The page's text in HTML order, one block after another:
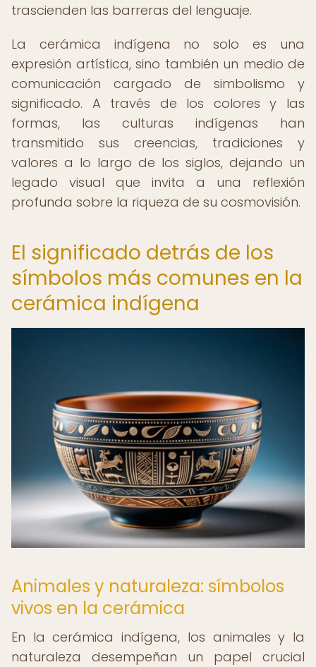
trascienden las barreras del lenguaje.
La cerámica indígena no solo es una
expresión artística, sino también un medio de
comunicación cargado de simbolismo y
significado. A través de los colores y las
formas, las culturas indígenas han
transmitido sus creencias, tradiciones y
valores a lo largo de los siglos, dejando un
legado visual que invita a una reflexión
profunda sobre la riqueza de su cosmovisión.
El significado detrás de los
símbolos más comunes en la
cerámica indígena
Animales y naturaleza: símbolos
vivos en la cerámica
En la cerámica indígena, los animales y la
naturaleza desempeñan un papel crucial